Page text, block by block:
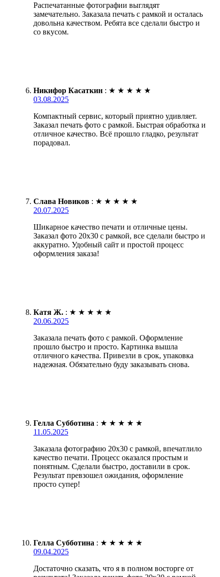
Распечатанные фотографии выглядят
замечательно. Заказала печать с рамкой и осталась
довольна качеством. Ребята все сделали быстро и
со вкусом.
Никифор Касаткин : ★ ★ ★ ★ ★
03.08.2025
Компактный сервис, который приятно удивляет.
Заказал печать фото с рамкой. Быстрая обработка и
отличное качество. Всё прошло гладко, результат
порадовал.
Слава Новиков : ★ ★ ★ ★ ★
20.07.2025
Шикарное качество печати и отличные цены.
Заказал фото 20х30 с рамкой, все сделали быстро и
аккуратно. Удобный сайт и простой процесс
оформления заказа!
Катя Ж. : ★ ★ ★ ★ ★
20.06.2025
Заказала печать фото с рамкой. Оформление
прошло быстро и просто. Картинка вышла
отличного качества. Привезли в срок, упаковка
надежная. Обязательно буду заказывать снова.
Гелла Субботина : ★ ★ ★ ★ ★
11.05.2025
Заказала фотографию 20х30 с рамкой, впечатлило
качество печати. Процесс оказался простым и
понятным. Сделали быстро, доставили в срок.
Результат превзошел ожидания, оформление
просто супер!
Гелла Субботина : ★ ★ ★ ★ ★
09.04.2025
Достаточно сказать, что я в полном восторге от